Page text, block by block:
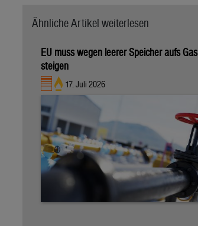
Ähnliche Artikel weiterlesen
EU muss wegen leerer Speicher aufs Gas
steigen
17. Juli 2026